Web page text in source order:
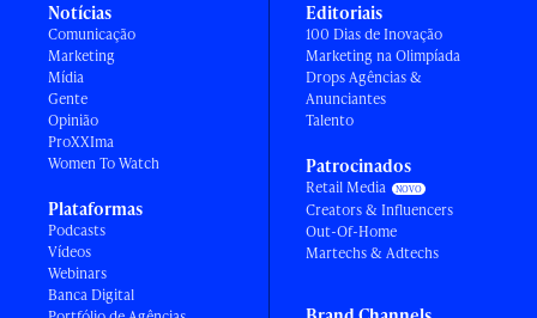
Notícias
Comunicação
Marketing
Mídia
Gente
Opinião
ProXXIma
Women To Watch
Plataformas
Podcasts
Vídeos
Webinars
Banca Digital
Editoriais
100 Dias de Inovação
Marketing na Olimpíada
Drops Agências &
Anunciantes
Talento
Patrocinados
Retail Media
Creators & Influencers
Out-Of-Home
Martechs & Adtechs